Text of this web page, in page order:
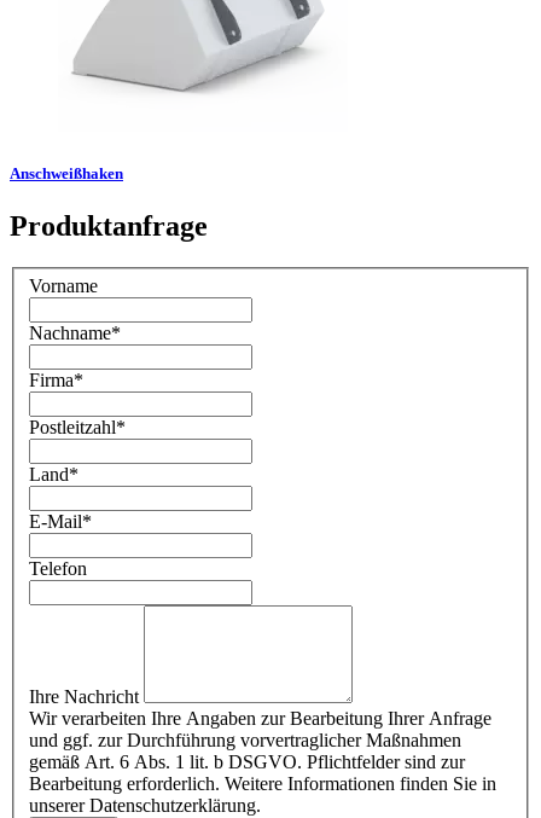
Anschweißhaken
Produktanfrage
Vorname
Nachname*
Firma*
Postleitzahl*
Land*
E-Mail*
Telefon
Ihre Nachricht
Wir verarbeiten Ihre Angaben zur Bearbeitung Ihrer Anfrage
und ggf. zur Durchführung vorvertraglicher Maßnahmen
gemäß Art. 6 Abs. 1 lit. b DSGVO. Pflichtfelder sind zur
Bearbeitung erforderlich. Weitere Informationen finden Sie in
unserer Datenschutzerklärung.